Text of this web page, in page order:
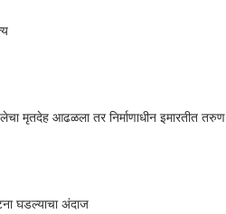
मृतदेह आढळला तर निर्माणाधीन इमारतीत तरुण
घडल्याचा अंदाज